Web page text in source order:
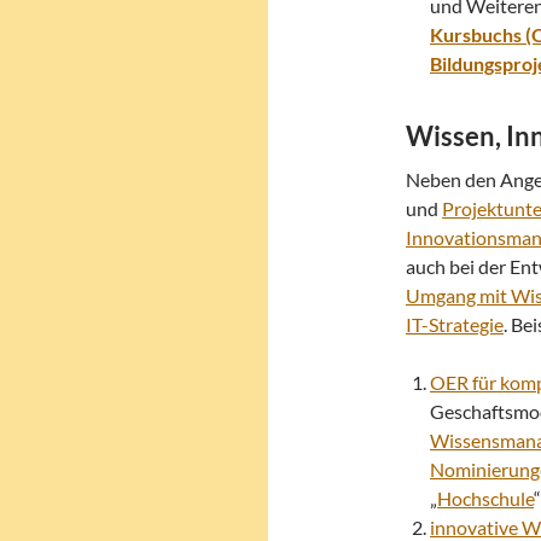
und
Kursbuchs
Wissen,
Neben den
und
auch bei der
Umgang mit
IT-Strategie.
OER für
„Hochschule
innovative